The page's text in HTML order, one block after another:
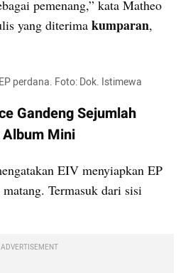
pemenang,” kata Matheo
yang diterima kumparan,
perdana. Foto: Dok. Istimewa
Gandeng Sejumlah
Mini
EIV menyiapkan EP
Termasuk dari sisi
ADVERTISEMENT